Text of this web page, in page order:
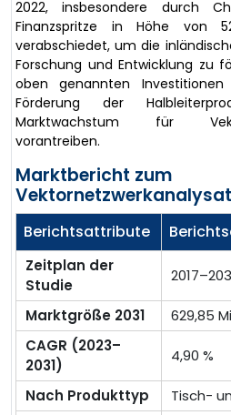
2022, insbesondere durch
Finanzspritze in Höhe von
verabschiedet, um die
Forschung und Entwicklung zu
oben genannten
Förderung der
Marktwachstum für
vorantreiben.
Marktbericht zum
Berichtsattribute
Zeitplan der
Studie
Marktgröße 2031
629,85
CAGR (2023–
2031)
4,90 %
Nach Produkttyp Tisch-